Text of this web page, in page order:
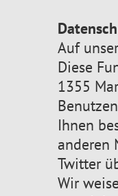
Auf
Diese
1355
Ihnen
anderen
Twitter
Wir